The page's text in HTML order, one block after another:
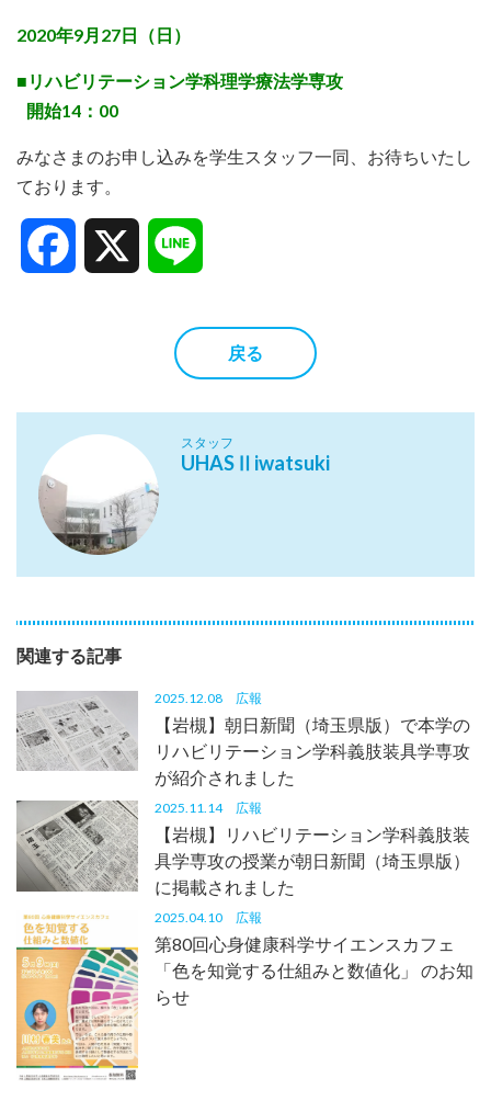
2020年9月27日（日）
■リハビリテーション学科理学療法学専攻
開始14：00
みなさまのお申し込みを学生スタッフ一同、お待ちいたし
ております。
Facebook
戻る
スタッフ
UHASⅡiwatsuki
関連する記事
2025.12.08 広報
【岩槻】朝日新聞（埼玉県版）で本学の
リハビリテーション学科義肢装具学専攻
が紹介されました
2025.11.14 広報
【岩槻】リハビリテーション学科義肢装
具学専攻の授業が朝日新聞（埼玉県版）
に掲載されました
2025.04.10 広報
第80回心身健康科学サイエンスカフェ
「色を知覚する仕組みと数値化」 のお知
らせ